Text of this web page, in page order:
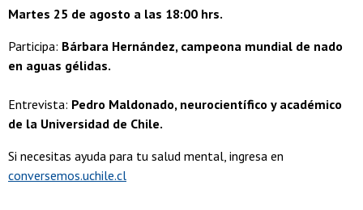
Martes 25 de agosto a las 18:00 hrs.
Participa: Bárbara Hernández, campeona mundial de nado
en aguas gélidas.
Entrevista: Pedro Maldonado, neurocientífico y académico
de la Universidad de Chile.
Si necesitas ayuda para tu salud mental, ingresa en
conversemos.uchile.cl